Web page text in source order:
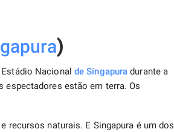
)
Nacional de Singapura durante a
espectadores estão em terra. Os
recursos naturais. E Singapura é um dos